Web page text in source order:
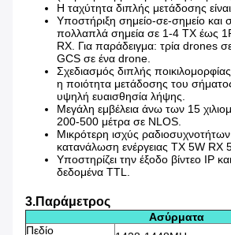
Η ταχύτητα διπλής μετάδοσης
Υποστήριξη σημείο-σε-σημείο και
πολλαπλά σημεία σε 1-4 TX έως
RX. Για παράδειγμα: τρία drones
GCS σε ένα drone.
Σχεδιασμός διπλής ποικιλομορφίας
η ποιότητα μετάδοσης του
υψηλή ευαισθησία λήψης.
Μεγάλη εμβέλεια άνω των 15
200-500 μέτρα σε NLOS.
Μικρότερη ισχύς
κατανάλωση ενέργειας TX 5W RX
Υποστηρίζει την έξοδο βίντεο IP
δεδομένα TTL.
3.Παράμετρος
Ασύρματα
Πεδίο